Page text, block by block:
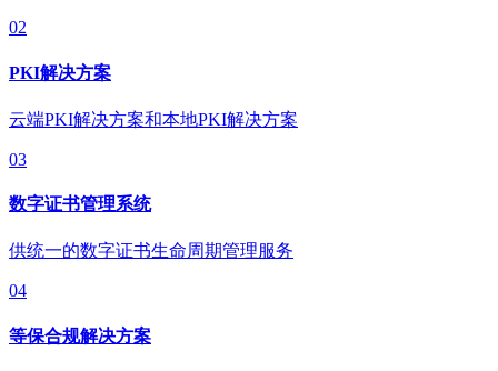
02
PKI解决方案
云端PKI解决方案和本地PKI解决方案
03
数字证书管理系统
供统一的数字证书生命周期管理服务
04
等保合规解决方案